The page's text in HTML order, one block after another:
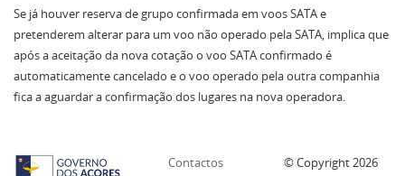
Se já houver reserva de grupo confirmada em voos SATA e
pretenderem alterar para um voo não operado pela SATA, implica que
após a aceitação da nova cotação o voo SATA confirmado é
automaticamente cancelado e o voo operado pela outra companhia
fica a aguardar a confirmação dos lugares na nova operadora.
Contactos
© Copyright2026